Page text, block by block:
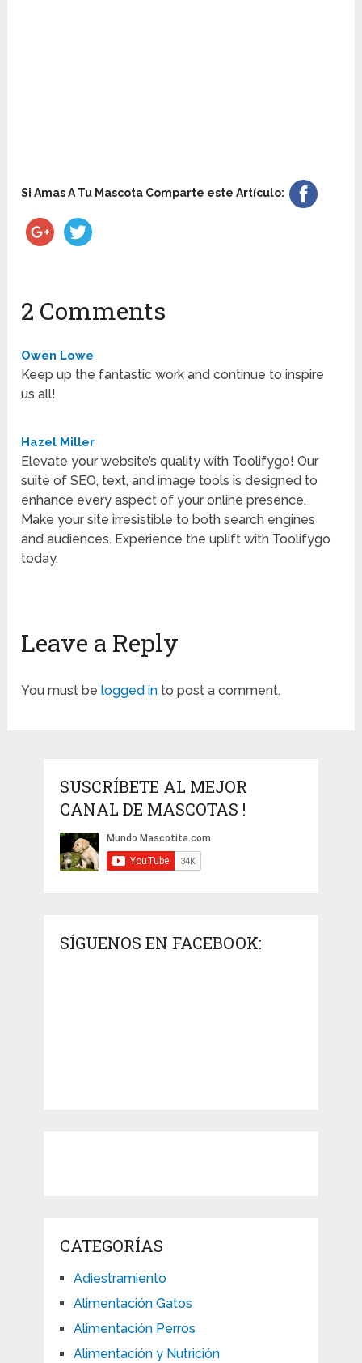
Si Amas A Tu Mascota Comparte este Artículo:
2 Comments
Owen Lowe
Keep up the fantastic work and continue to inspire
us all!
Hazel Miller
Elevate your website’s quality with Toolifygo! Our
suite of SEO, text, and image tools is designed to
enhance every aspect of your online presence.
Make your site irresistible to both search engines
and audiences. Experience the uplift with Toolifygo
today.
Leave a Reply
You must belogged in to post a comment.
SUSCRÍBETE AL MEJOR
CANAL DE MASCOTAS !
SÍGUENOS EN FACEBOOK:
CATEGORÍAS
Adiestramiento
Alimentación Gatos
Alimentación Perros
Alimentación y Nutrición